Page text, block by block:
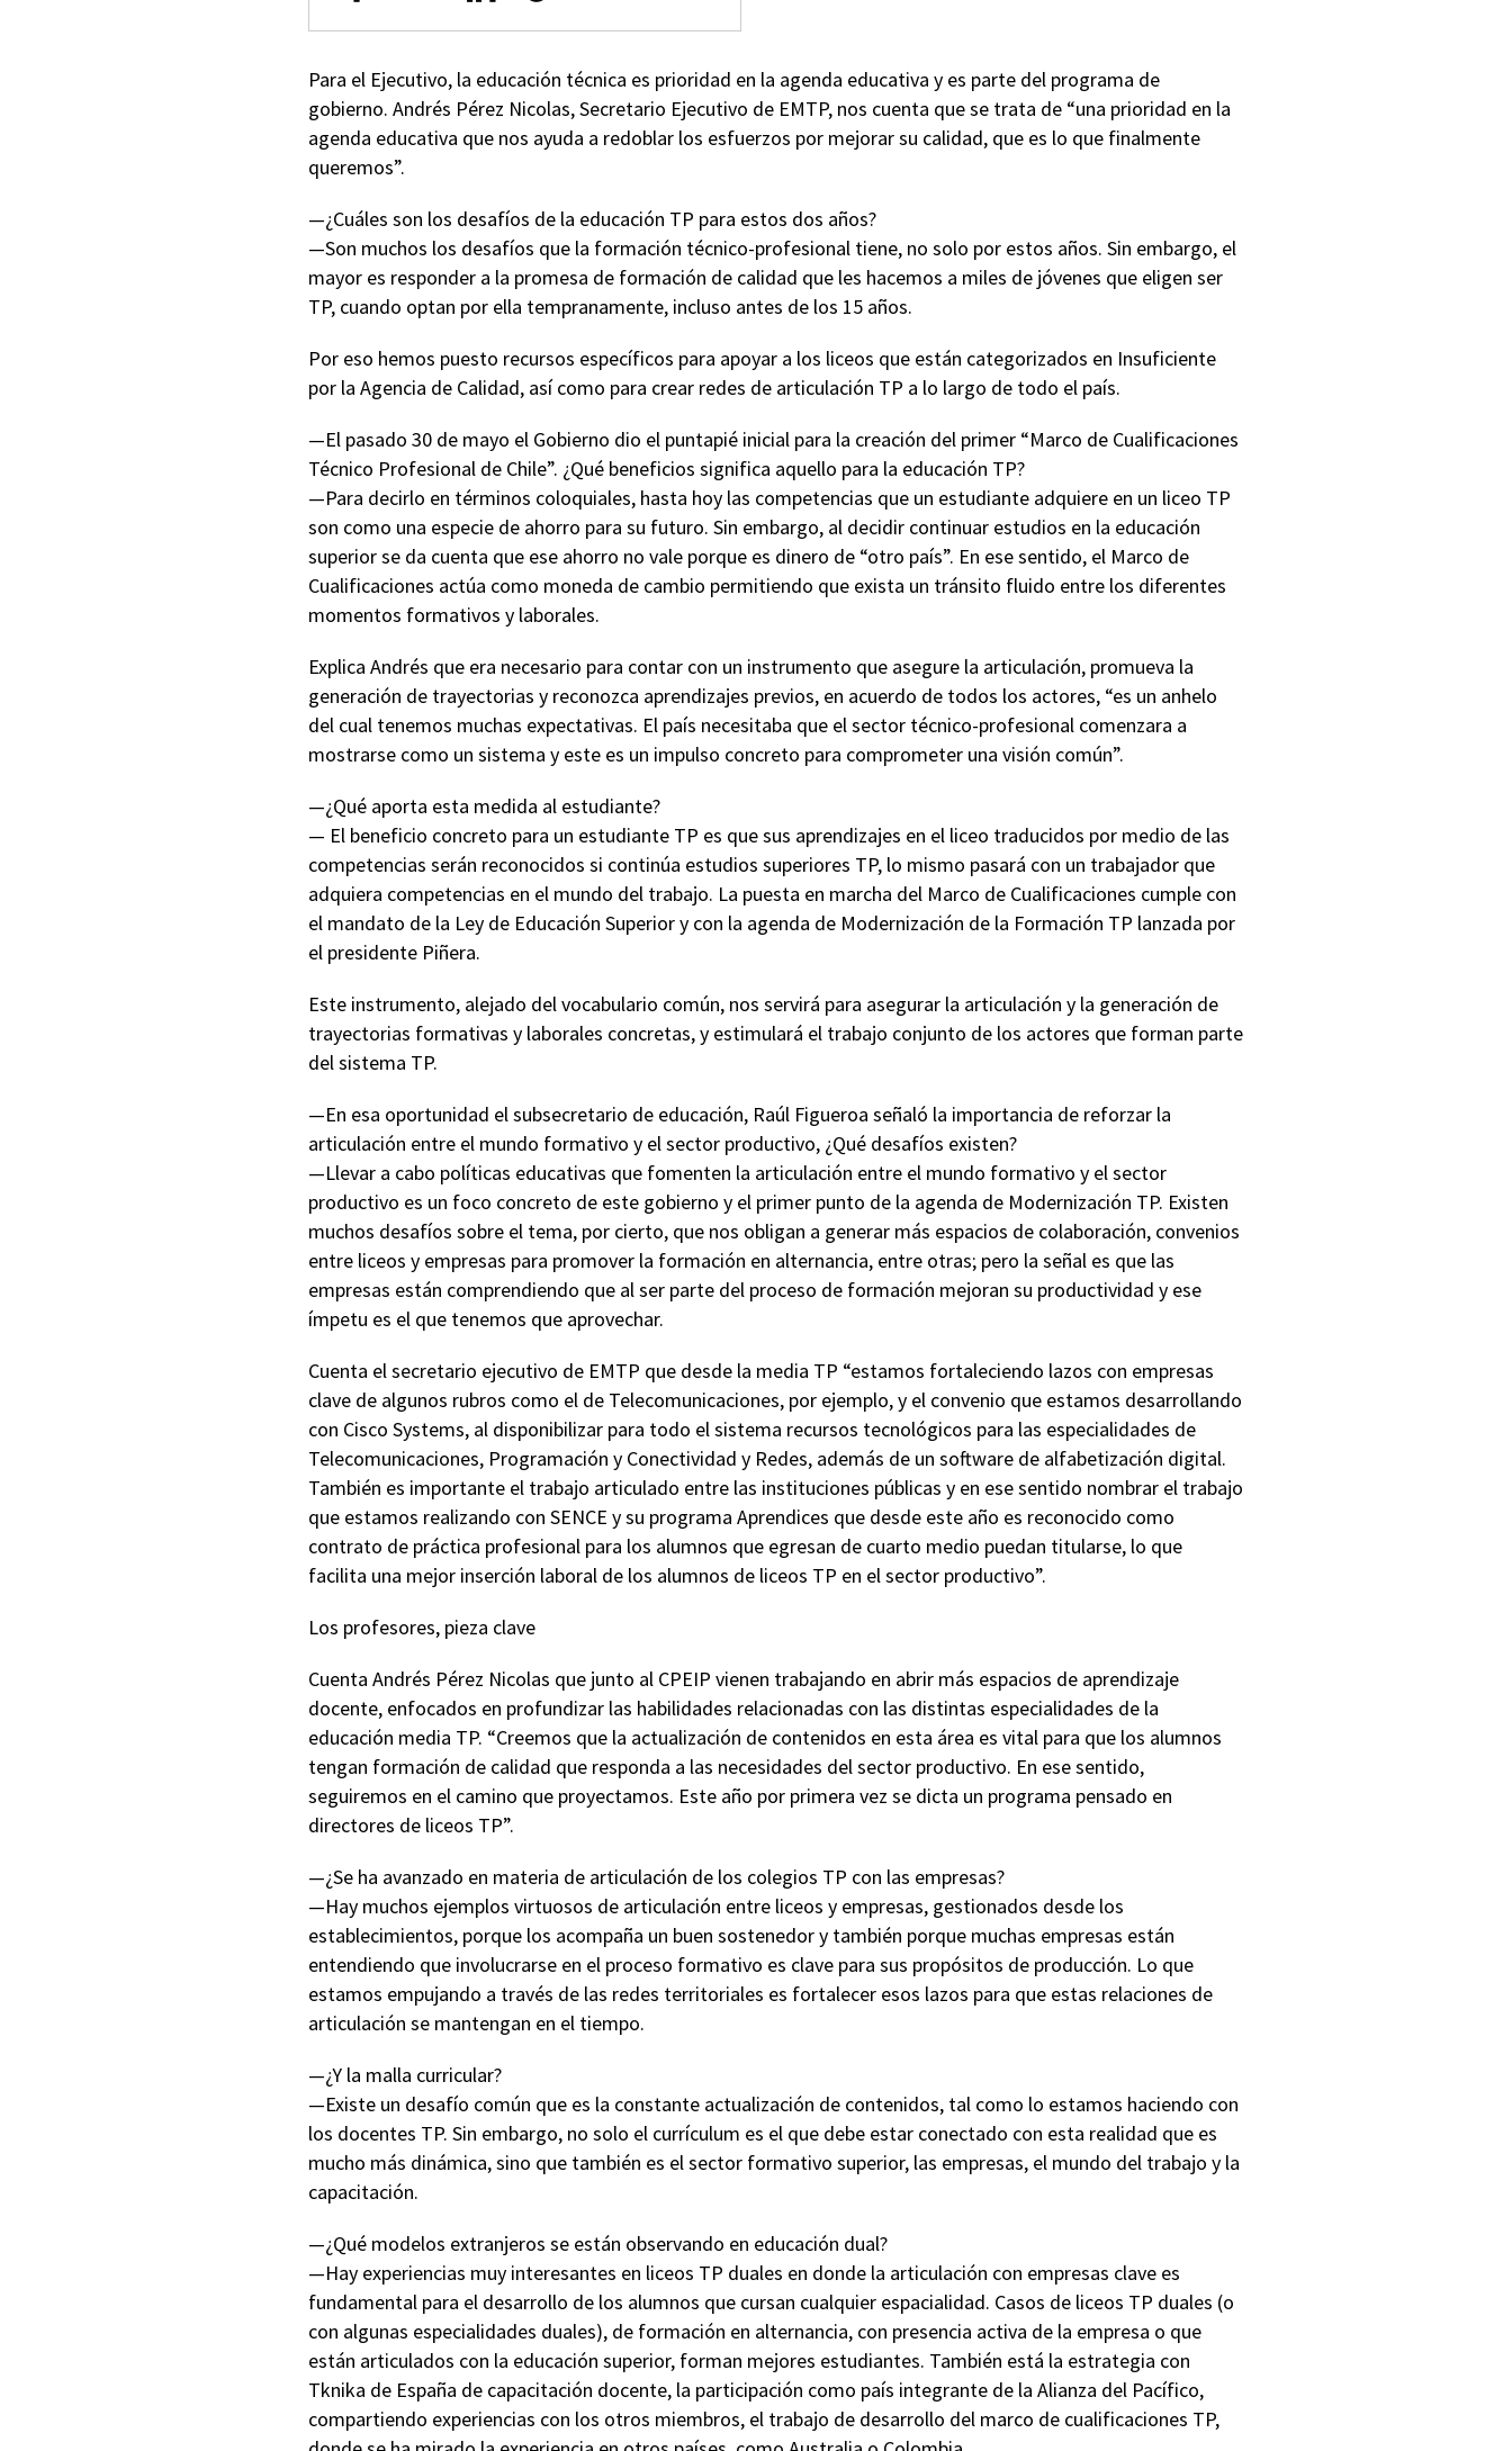
Para el Ejecutivo, la educación técnica es prioridad en la agenda educativa y es parte del programa de
gobierno. Andrés Pérez Nicolas, Secretario Ejecutivo de EMTP, nos cuenta que se trata de “una prioridad en la
agenda educativa que nos ayuda a redoblar los esfuerzos por mejorar su calidad, que es lo que finalmente
queremos”.
—¿Cuáles son los desafíos de la educación TP para estos dos años?
—Son muchos los desafíos que la formación técnico-profesional tiene, no solo por estos años. Sin embargo, el
mayor es responder a la promesa de formación de calidad que les hacemos a miles de jóvenes que eligen ser
TP, cuando optan por ella tempranamente, incluso antes de los 15 años.
Por eso hemos puesto recursos específicos para apoyar a los liceos que están categorizados en Insuficiente
por la Agencia de Calidad, así como para crear redes de articulación TP a lo largo de todo el país.
—El pasado 30 de mayo el Gobierno dio el puntapié inicial para la creación del primer “Marco de Cualificaciones
Técnico Profesional de Chile”. ¿Qué beneficios significa aquello para la educación TP?
—Para decirlo en términos coloquiales, hasta hoy las competencias que un estudiante adquiere en un liceo TP
son como una especie de ahorro para su futuro. Sin embargo, al decidir continuar estudios en la educación
superior se da cuenta que ese ahorro no vale porque es dinero de “otro país”. En ese sentido, el Marco de
Cualificaciones actúa como moneda de cambio permitiendo que exista un tránsito fluido entre los diferentes
momentos formativos y laborales.
Explica Andrés que era necesario para contar con un instrumento que asegure la articulación, promueva la
generación de trayectorias y reconozca aprendizajes previos, en acuerdo de todos los actores, “es un anhelo
del cual tenemos muchas expectativas. El país necesitaba que el sector técnico-profesional comenzara a
mostrarse como un sistema y este es un impulso concreto para comprometer una visión común”.
—¿Qué aporta esta medida al estudiante?
— El beneficio concreto para un estudiante TP es que sus aprendizajes en el liceo traducidos por medio de las
competencias serán reconocidos si continúa estudios superiores TP, lo mismo pasará con un trabajador que
adquiera competencias en el mundo del trabajo. La puesta en marcha del Marco de Cualificaciones cumple con
el mandato de la Ley de Educación Superior y con la agenda de Modernización de la Formación TP lanzada por
el presidente Piñera.
Este instrumento, alejado del vocabulario común, nos servirá para asegurar la articulación y la generación de
trayectorias formativas y laborales concretas, y estimulará el trabajo conjunto de los actores que forman parte
del sistema TP.
—En esa oportunidad el subsecretario de educación, Raúl Figueroa señaló la importancia de reforzar la
articulación entre el mundo formativo y el sector productivo, ¿Qué desafíos existen?
—Llevar a cabo políticas educativas que fomenten la articulación entre el mundo formativo y el sector
productivo es un foco concreto de este gobierno y el primer punto de la agenda de Modernización TP. Existen
muchos desafíos sobre el tema, por cierto, que nos obligan a generar más espacios de colaboración, convenios
entre liceos y empresas para promover la formación en alternancia, entre otras; pero la señal es que las
empresas están comprendiendo que al ser parte del proceso de formación mejoran su productividad y ese
ímpetu es el que tenemos que aprovechar.
Cuenta el secretario ejecutivo de EMTP que desde la media TP “estamos fortaleciendo lazos con empresas
clave de algunos rubros como el de Telecomunicaciones, por ejemplo, y el convenio que estamos desarrollando
con Cisco Systems, al disponibilizar para todo el sistema recursos tecnológicos para las especialidades de
Telecomunicaciones, Programación y Conectividad y Redes, además de un software de alfabetización digital.
También es importante el trabajo articulado entre las instituciones públicas y en ese sentido nombrar el trabajo
que estamos realizando con SENCE y su programa Aprendices que desde este año es reconocido como
contrato de práctica profesional para los alumnos que egresan de cuarto medio puedan titularse, lo que
facilita una mejor inserción laboral de los alumnos de liceos TP en el sector productivo”.
Los profesores, pieza clave
Cuenta Andrés Pérez Nicolas que junto al CPEIP vienen trabajando en abrir más espacios de aprendizaje
docente, enfocados en profundizar las habilidades relacionadas con las distintas especialidades de la
educación media TP. “Creemos que la actualización de contenidos en esta área es vital para que los alumnos
tengan formación de calidad que responda a las necesidades del sector productivo. En ese sentido,
seguiremos en el camino que proyectamos. Este año por primera vez se dicta un programa pensado en
directores de liceos TP”.
—¿Se ha avanzado en materia de articulación de los colegios TP con las empresas?
—Hay muchos ejemplos virtuosos de articulación entre liceos y empresas, gestionados desde los
establecimientos, porque los acompaña un buen sostenedor y también porque muchas empresas están
entendiendo que involucrarse en el proceso formativo es clave para sus propósitos de producción. Lo que
estamos empujando a través de las redes territoriales es fortalecer esos lazos para que estas relaciones de
articulación se mantengan en el tiempo.
—¿Y la malla curricular?
—Existe un desafío común que es la constante actualización de contenidos, tal como lo estamos haciendo con
los docentes TP. Sin embargo, no solo el currículum es el que debe estar conectado con esta realidad que es
mucho más dinámica, sino que también es el sector formativo superior, las empresas, el mundo del trabajo y la
capacitación.
—¿Qué modelos extranjeros se están observando en educación dual?
—Hay experiencias muy interesantes en liceos TP duales en donde la articulación con empresas clave es
fundamental para el desarrollo de los alumnos que cursan cualquier espacialidad. Casos de liceos TP duales (o
con algunas especialidades duales), de formación en alternancia, con presencia activa de la empresa o que
están articulados con la educación superior, forman mejores estudiantes. También está la estrategia con
Tknika de España de capacitación docente, la participación como país integrante de la Alianza del Pacífico,
compartiendo experiencias con los otros miembros, el trabajo de desarrollo del marco de cualificaciones TP,